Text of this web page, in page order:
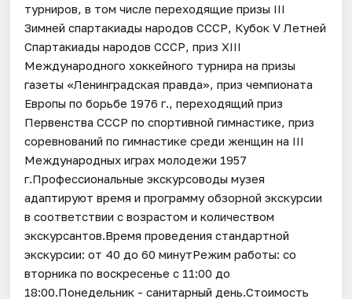
турниров, в том числе переходящие призы III
Зимней спартакиады народов СССР, Кубок V Летней
Спартакиады народов СССР, приз XIII
Международного хоккейного турнира на призы
газеты «Ленинградская правда», приз чемпионата
Европы по борьбе 1976 г., переходящий приз
Первенства СССР по спортивной гимнастике, приз
соревнований по гимнастике среди женщин на III
Международных играх молодежи 1957
г.Профессиональные экскурсоводы музея
адаптируют время и программу обзорной экскурсии
в соответствии с возрастом и количеством
экскурсантов.Время проведения стандартной
экскурсии: от 40 до 60 минутРежим работы: со
вторника по воскресенье с 11:00 до
18:00.Понедельник - санитарный день.Стоимость